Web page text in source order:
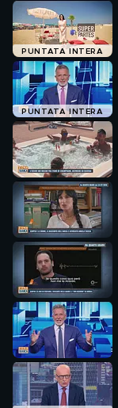
PUNTATA INTERA
PUNTATA INTERA